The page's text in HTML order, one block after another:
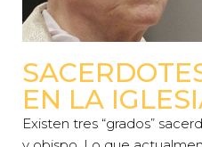
EN LA
Existen tres “grados”